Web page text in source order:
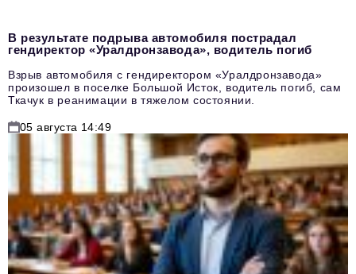
В результате подрыва автомобиля пострадал
гендиректор «Уралдронзавода», водитель погиб
Взрыв автомобиля с гендиректором «Уралдронзавода»
произошел в поселке Большой Исток, водитель погиб, сам
Ткачук в реанимации в тяжелом состоянии.
05 августа 14:49